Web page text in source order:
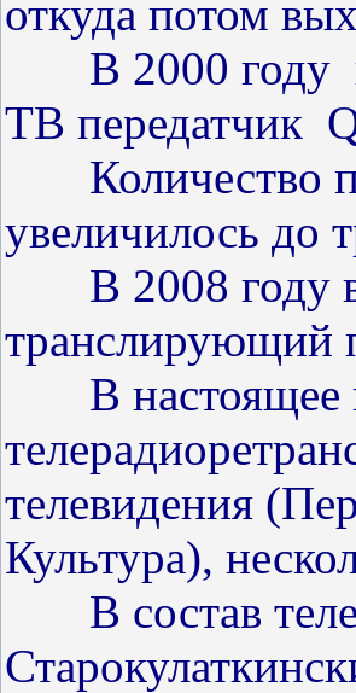
откуда потом
В 2000 году
ТВ передатчик
Количество
увеличилось до
В 2008 году
транслирующий
В настоящее
телевидения
Культура),
В состав